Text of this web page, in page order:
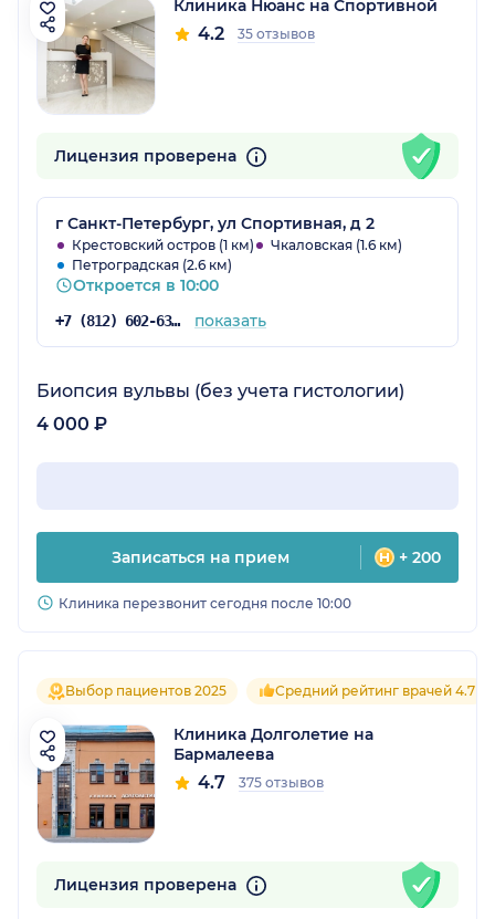
Клиника Нюанс на Спортивной
4.2 35 отзывов
Лицензия проверена
г Санкт-Петербург, ул Спортивная, д 2
Крестовский остров (1 км)
Чкаловская (1.6 км)
Петроградская (2.6 км)
Откроется в 10:00
+7 (812) 602-63-43 показать
Биопсия вульвы (без учета гистологии)
4 000 ₽
Записаться на прием + 200
Клиника перезвонит сегодня после 10:00
Выбор пациентов 2025 Средний рейтинг врачей 4.7
Клиника Долголетие на
Бармалеева
4.7 375 отзывов
Лицензия проверена